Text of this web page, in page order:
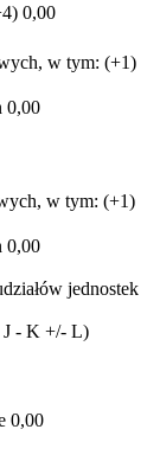
0,00
w tym: (+1)
0,00
w tym: (+1)
0,00
jednostek
J - K +/- L)
0,00